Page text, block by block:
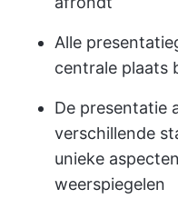
Alle
centrale plaats
De presentatie
verschillende
unieke
weerspiegelen